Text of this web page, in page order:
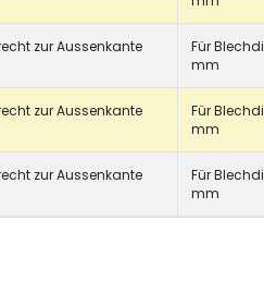
Industrie
Schrumpfschlauch
(2:1)
zur Aussenkante
Für
mm
zur Aussenkante
Für
mm
zur Aussenkante
Für
mm